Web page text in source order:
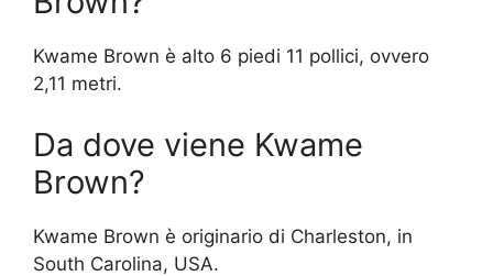
Kwame Brown è alto 6 piedi 11 pollici, ovvero
2,11 metri.
Da dove viene Kwame
Brown?
Kwame Brown è originario di Charleston, in
South Carolina, USA.